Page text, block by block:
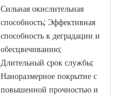
Сильная окислительная
способность; Эффективная
способность к деградации и
обесцвечиванию;
Длительный срок службы;
Наноразмерное покрытие с
повышенной прочностью и